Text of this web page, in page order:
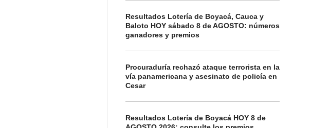
Resultados Lotería de Boyacá, Cauca y
Baloto HOY sábado 8 de AGOSTO: números
ganadores y premios
Procuraduría rechazó ataque terrorista en la
vía panamericana y asesinato de policía en
Cesar
Resultados Lotería de Boyacá HOY 8 de